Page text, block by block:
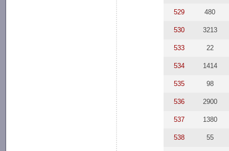
529 480
530 3213
533 22
534 1414
535 98
536 2900
537 1380
538 55